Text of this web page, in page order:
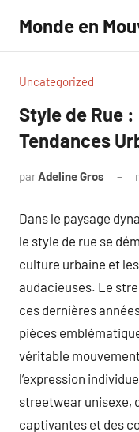
contenu
Monde en
Uncategorized
Style de Rue
Tendances
parAdeline Gros
Dans le paysage
le style de rue se
culture urbaine et
audacieuses. Le
ces dernières
pièces
véritable
l’expression
streetwear unisexe,
captivantes et des